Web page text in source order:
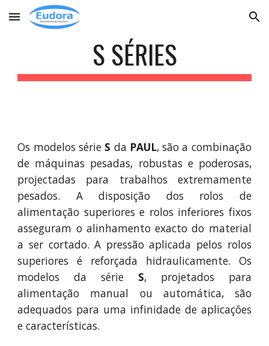
Skip to main content Skip to navigation
S SÉRIES
Os modelos série S da PAUL, são a combinação
de máquinas pesadas, robustas e poderosas,
projectadas para trabalhos extremamente
pesados. A disposição dos rolos de
alimentação superiores e rolos inferiores fixos
asseguram o alinhamento exacto do material
a ser cortado. A pressão aplicada pelos rolos
superiores é reforçada hidraulicamente. Os
modelos da série S, projetados para
alimentação manual ou automática, são
adequados para uma infinidade de aplicações
e características.